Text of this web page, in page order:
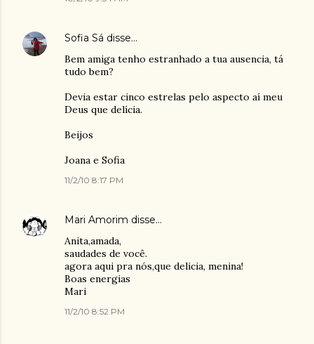
Sofia Sá disse…
Bem amiga tenho estranhado a tua ausencia, tá
tudo bem?
Devia estar cinco estrelas pelo aspecto aí meu
Deus que delícia.
Beijos
Joana e Sofia
11/2/10 8:17 PM
Mari Amorim disse…
Anita,amada,
saudades de você.
agora aqui pra nós,que delicia, menina!
Boas energias
Mari
11/2/10 8:52 PM